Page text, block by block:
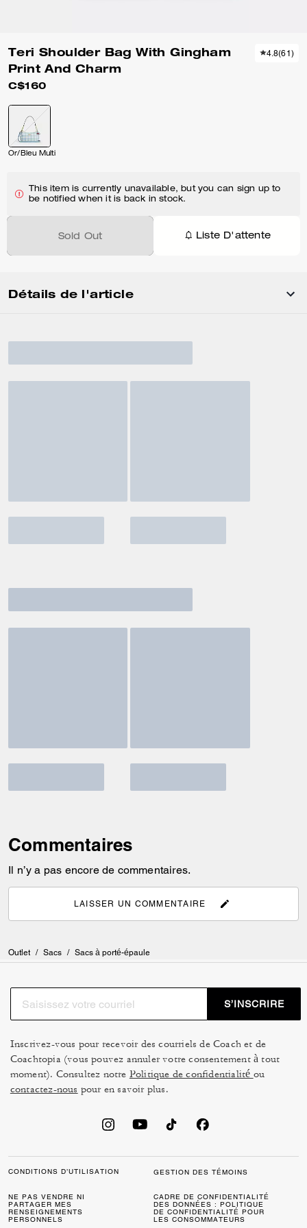
Teri Shoulder Bag With Gingham
Print And Charm
C$160
4.8(61)
Or/Bleu Multi
This item is currently unavailable, but you can sign up to
be notified when it is back in stock.
Sold Out Liste D'attente
Détails de l'article
Commentaires
Il n’y a pas encore de commentaires.
LAISSER UN COMMENTAIRE
Outlet / Sacs / Sacs à porté-épaule
S’INSCRIRE
Inscrivez-vous pour recevoir des courriels de Coach et de
Coachtopia (vous pouvez annuler votre consentement à tout
moment). Consultez notre Politique de confidentialité ou
contactez-nous pour en savoir plus.
CONDITIONS D’UTILISATION GESTION DES TÉMOINS
NE PAS VENDRE NI
PARTAGER MES
RENSEIGNEMENTS
PERSONNELS
CADRE DE CONFIDENTIALITÉ
DES DONNÉES : POLITIQUE
DE CONFIDENTIALITÉ POUR
LES CONSOMMATEURS